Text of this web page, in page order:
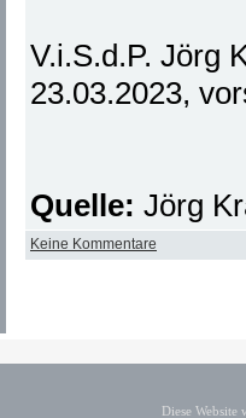
V.i.S.d.P. Jörg
23.03.2023,
Quelle: Jörg
Keine Kommentare
Diese